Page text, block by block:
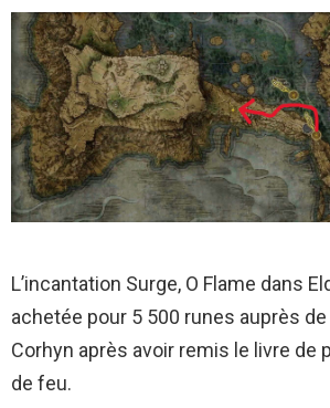
L’incantation Surge, O Flame dans
achetée pour 5 500 runes auprès
Corhyn après avoir remis le livre de
de feu.